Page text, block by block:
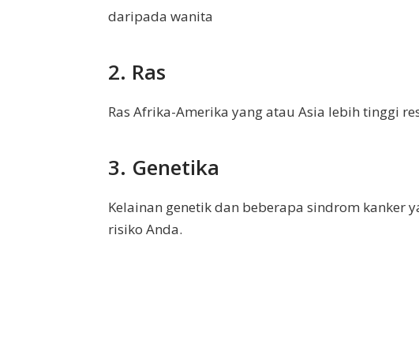
daripada wanita
2. Ras
Ras Afrika-Amerika yang atau Asia lebih tinggi
3. Genetika
Kelainan genetik dan beberapa sindrom kanker
risiko Anda.